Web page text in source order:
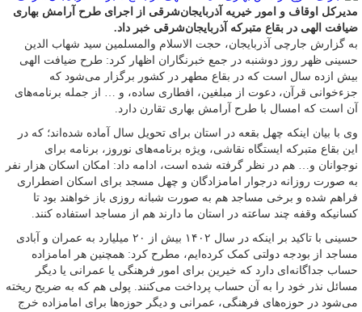
مدیرکل اوقاف و امور خیریه آذربایجان‌شرقی از اجرای طرح آرامش بهاری
ضیافت الهی در بقاع متبرکه آذربایجان‌شرقی خبر داد.
به گزارش جارچی آذربایجان، حجت الاسلام والمسلمین سید شهاب الدین
حسینی ظهر روز دوشنبه در جمع خبرنگاران اظهار کرد: طرح ضیافت الهی
بیش ازده سال است که در بقاع مطهر در کشور برگزار می‌شود که
جزءخوانی قرآن، دعوت از مبلغین، افطاری ساده، و … از جمله برنامه‌های
آن است که امسال با طرح آرامش بهاری تقارن دارد.
وی با بیان اینکه چهل بقعه در استان برای تحویل سال آماده شده‌اند؛ که در
این بقاع متبرکه ایستگاه نقاشی، ویژه برنامه‌های نوروز، برنامه برای
نوجوانان و… هم در نظر گرفته شده است، ادامه داد: امکان اسکان هزار نفر
به صورت روزانه درجوار امامزادگان و چهل مسجد برای اسکان اضطراری
فراهم شده و برخی مساجد هم به صورت شبانه روزی باز خواهند بود تا
کسانیکه وقفه چند ساعته در استان ما دارند هم از مساجد استفاده کنند.
حسینی با تاکید بر اینکه در سال ۱۴۰۲ بیش از ۲۰ میلیارد به عمران و آبادی
مساجد از بودجه دولتی کمک کرده‌ایم، مطرح کرد: همچنین هر امامزاده
حساب جداگانه‌ای دارد که خیرین برای امور فرهنگی یا عمرانی یا دیگر
مسائل نذر خود را به آن حساب پرداخت می‌کنند. پولی هم که به ضریح ریخته
می‌شود در حوزه‌های فرهنگی، عمرانی و دیگر حوزه‌ها برای امامزاده خرج